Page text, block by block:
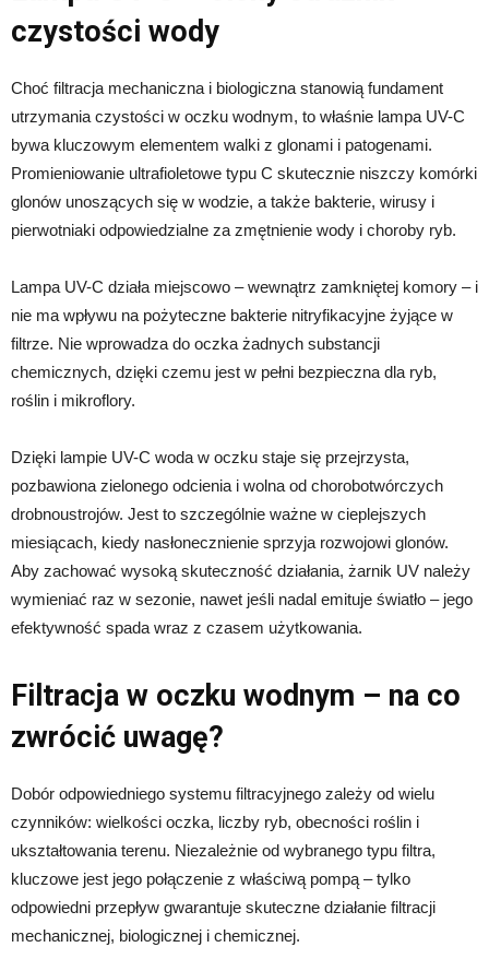
czystości wody
Choć filtracja mechaniczna i biologiczna stanowią fundament
utrzymania czystości w oczku wodnym, to właśnie lampa UV-C
bywa kluczowym elementem walki z glonami i patogenami.
Promieniowanie ultrafioletowe typu C skutecznie niszczy komórki
glonów unoszących się w wodzie, a także bakterie, wirusy i
pierwotniaki odpowiedzialne za zmętnienie wody i choroby ryb.
Lampa UV-C działa miejscowo – wewnątrz zamkniętej komory – i
nie ma wpływu na pożyteczne bakterie nitryfikacyjne żyjące w
filtrze. Nie wprowadza do oczka żadnych substancji
chemicznych, dzięki czemu jest w pełni bezpieczna dla ryb,
roślin i mikroflory.
Dzięki lampie UV-C woda w oczku staje się przejrzysta,
pozbawiona zielonego odcienia i wolna od chorobotwórczych
drobnoustrojów. Jest to szczególnie ważne w cieplejszych
miesiącach, kiedy nasłonecznienie sprzyja rozwojowi glonów.
Aby zachować wysoką skuteczność działania, żarnik UV należy
wymieniać raz w sezonie, nawet jeśli nadal emituje światło – jego
efektywność spada wraz z czasem użytkowania.
Filtracja w oczku wodnym – na co
zwrócić uwagę?
Dobór odpowiedniego systemu filtracyjnego zależy od wielu
czynników: wielkości oczka, liczby ryb, obecności roślin i
ukształtowania terenu. Niezależnie od wybranego typu filtra,
kluczowe jest jego połączenie z właściwą pompą – tylko
odpowiedni przepływ gwarantuje skuteczne działanie filtracji
mechanicznej, biologicznej i chemicznej.